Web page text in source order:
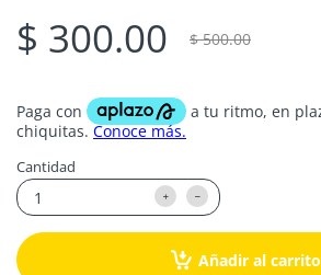
$ 300.00 $ 500.00
Cantidad
Añadir al carrito